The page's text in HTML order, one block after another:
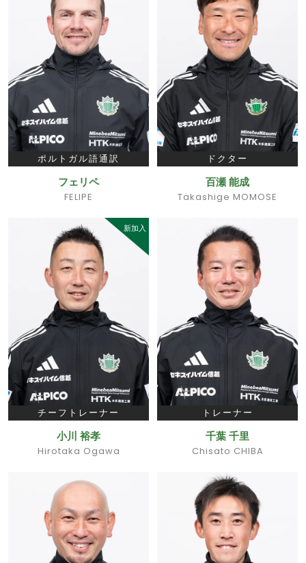
ポルトガル語通訳
フェリペ
FELIPE
ドクター
百瀬 能成
Takashige MOMOSE
新加入
チーフトレーナー
小川 裕孝
Hirotaka Ogawa
トレーナー
千葉 千里
Chisato CHIBA